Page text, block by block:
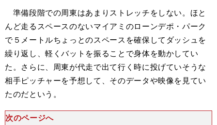
準備段階での周東はあまりストレッチをしない。ほと
んど走るスペースのないマイアミのローンデポ・パーク
で５メートルちょっとのスペースを確保してダッシュを
繰り返し、軽くバットを振ることで身体を動かしてい
た。さらに、周東が代走で出て行く時に投げていそうな
相手ピッチャーを予想して、そのデータや映像を見てい
たのだという。
次のページへ